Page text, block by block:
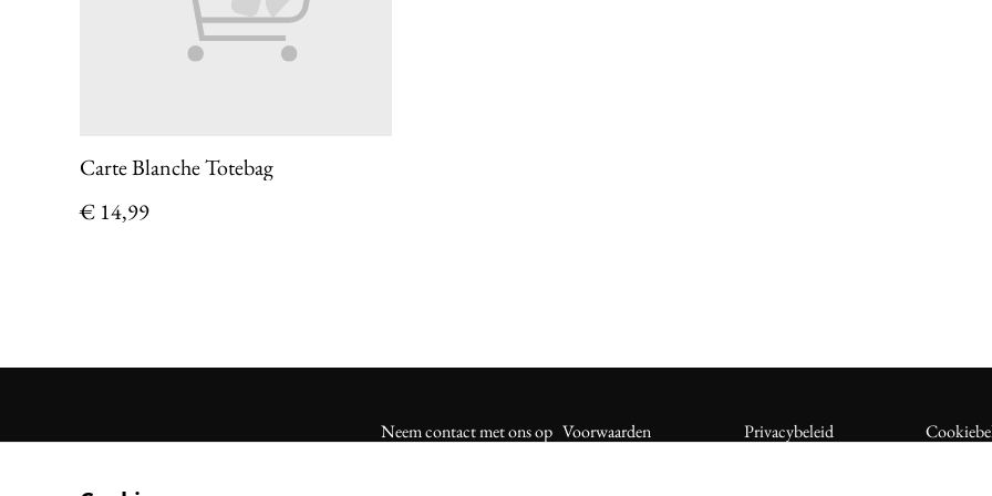
Carte Blanche Totebag
€ 14,99
Neem contact met ons op Voorwaarden Privacybeleid